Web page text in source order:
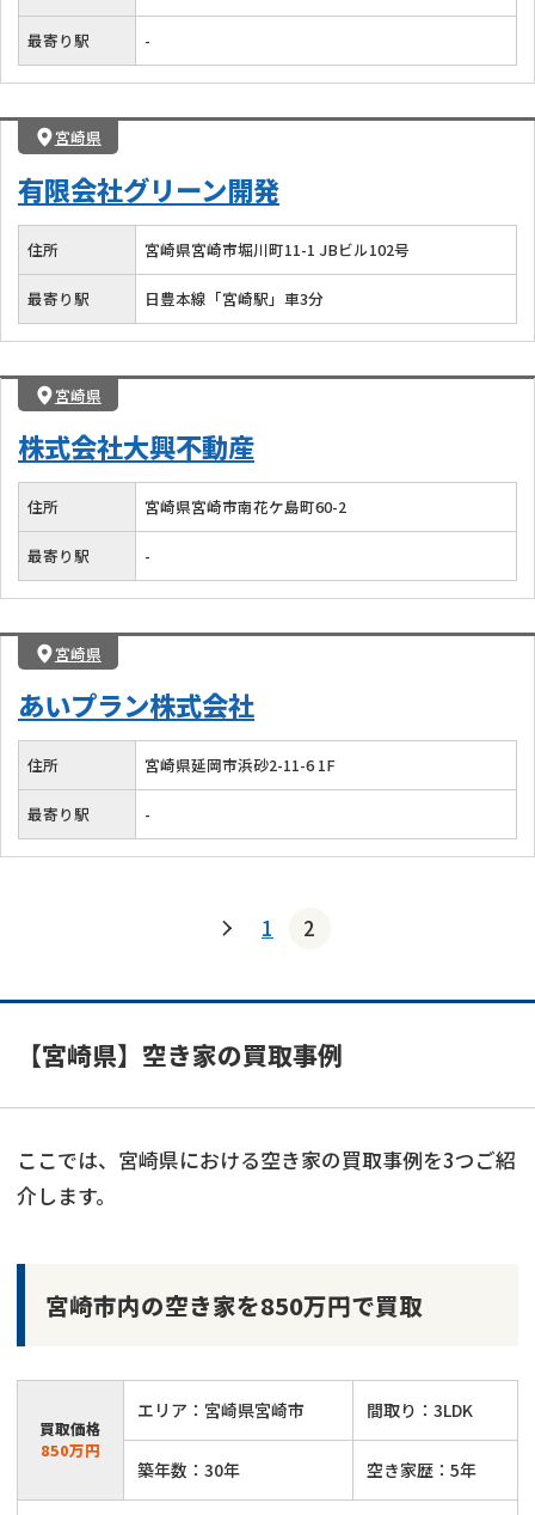
最寄り駅 -
宮崎県
有限会社グリーン開発
住所 宮崎県宮崎市堀川町11-1 JBビル102号
最寄り駅 日豊本線「宮崎駅」車3分
宮崎県
株式会社大興不動産
住所 宮崎県宮崎市南花ケ島町60-2
最寄り駅 -
宮崎県
あいプラン株式会社
住所 宮崎県延岡市浜砂2-11-6 1F
最寄り駅 -
1 2
【宮崎県】空き家の買取事例
ここでは、宮崎県における空き家の買取事例を3つご紹
介します。
宮崎市内の空き家を850万円で買取
買取価格
850万円
エリア：宮崎県宮崎市 間取り：3LDK
築年数：30年 空き家歴：5年